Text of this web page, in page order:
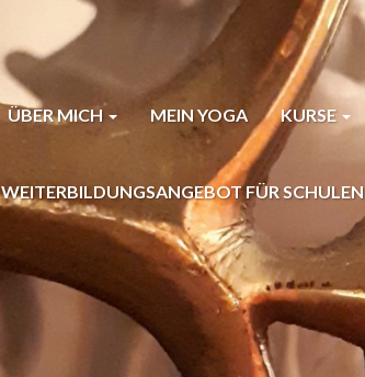
ÜBER MICH MEIN YOGA KURSE
WEITERBILDUNGSANGEBOT FÜR SCHULEN